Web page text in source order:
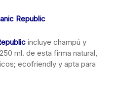
Republic
incluye champú y
ml. de esta firma natural,
ecofriendly y apta para